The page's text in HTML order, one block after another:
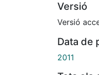
Versió
Versió
Data de
2011